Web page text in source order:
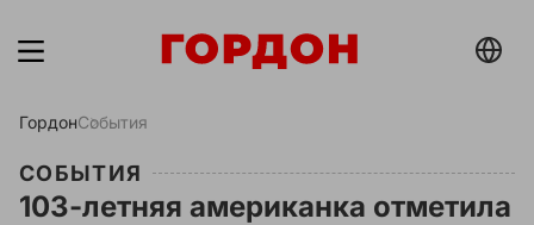
ГордонСобытия
СОБЫТИЯ
103-летняя американка отметила